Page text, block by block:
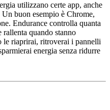
utilizzano certe app, anche
buon esempio è Chrome,
Endurance controlla quanta
rallenta quando stanno
le riaprirai, ritroverai i pannelli
energia senza ridurre